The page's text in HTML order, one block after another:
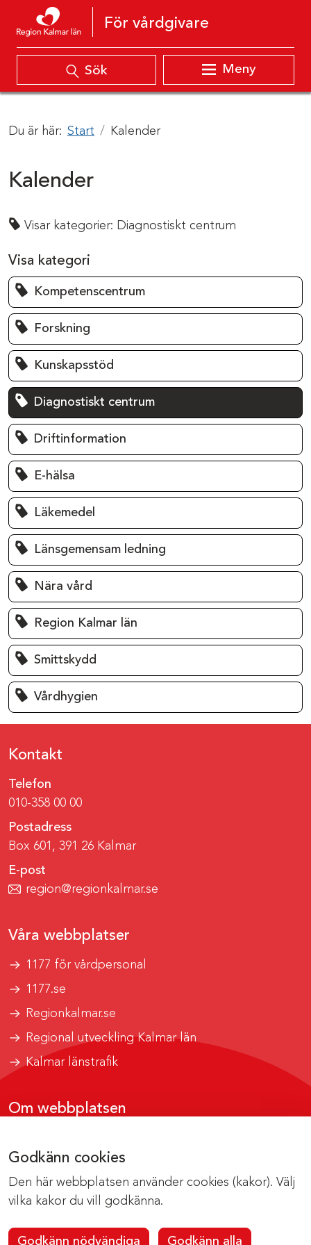
Godkänn cookies
Den här webbplatsen använder cookies (kakor). Välj
vilka kakor du vill godkänna.
Godkänn nödvändiga Godkänn alla
Hoppa till innehåll
För vårdgivare
Sök Meny
Du är här: Start Kalender
Kalender
Visar kategorier: Diagnostiskt centrum
Visa kategori
Kompetenscentrum
Forskning
Kunskapsstöd
Diagnostiskt centrum
Driftinformation
E-hälsa
Läkemedel
Länsgemensam ledning
Nära vård
Region Kalmar län
Smittskydd
Vårdhygien
Kontakt
Telefon
010-358 00 00
Postadress
Box 601, 391 26 Kalmar
E-post
region@regionkalmar.se
Våra webbplatser
1177 för vårdpersonal
1177.se
Regionkalmar.se
Regional utveckling Kalmar län
Kalmar länstrafik
Om webbplatsen
Om cookies
Kontakta webbredaktionen